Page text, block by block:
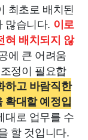
최초로 배치된
많습니다. 이로
혀 배치되지 않
에 큰 어려움
정이 필요합
하고 바람직한
확대할 예정입
대로 업무를 수
할 것입니다.